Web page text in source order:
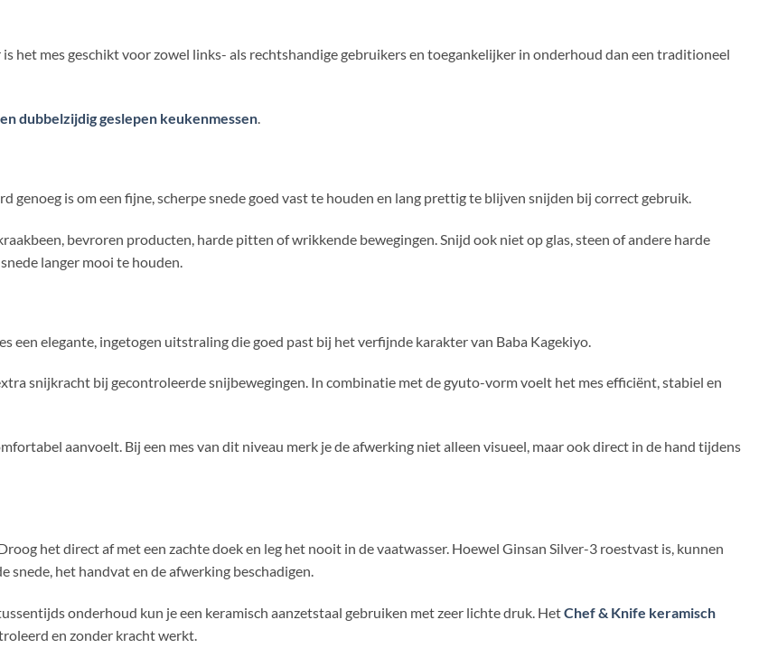
het mes geschikt voor zowel links- als rechtshandige gebruikers en toegankelijker in onderhoud dan een traditioneel
dubbelzijdig geslepen keukenmessen.
genoeg is om een fijne, scherpe snede goed vast te houden en lang prettig te blijven snijden bij correct gebruik.
bevroren producten, harde pitten of wrikkende bewegingen. Snijd ook niet op glas, steen of andere harde
langer mooi te houden.
een elegante, ingetogen uitstraling die goed past bij het verfijnde karakter van Baba Kagekiyo.
snijkracht bij gecontroleerde snijbewegingen. In combinatie met de gyuto-vorm voelt het mes efficiënt, stabiel en
aanvoelt. Bij een mes van dit niveau merk je de afwerking niet alleen visueel, maar ook direct in de hand tijdens
het direct af met een zachte doek en leg het nooit in de vaatwasser. Hoewel Ginsan Silver-3 roestvast is, kunnen
snede, het handvat en de afwerking beschadigen.
onderhoud kun je een keramisch aanzetstaal gebruiken met zeer lichte druk. HetChef & Knife keramisch
en zonder kracht werkt.